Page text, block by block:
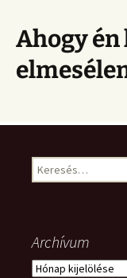
Ahogy
Keresés:
Archívum
Archívum